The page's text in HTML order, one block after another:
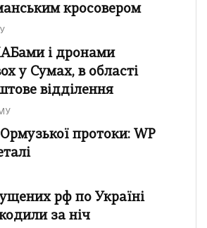
кросовером
і дронами
у Сумах, в області
відділення
протоки: WP
рф по Україні
за ніч